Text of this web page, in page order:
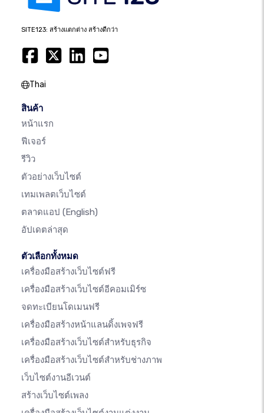
SITE123: สร้างแตกต่าง สร้างดีกว่า
Thai
สินค้า
หน้าแรก
ฟีเจอร์
รีวิว
ตัวอย่างเว็บไซต์
เทมเพลตเว็บไซต์
ตลาดแอป (English)
อัปเดตล่าสุด
ตัวเลือกทั้งหมด
เครื่องมือสร้างเว็บไซต์ฟรี
เครื่องมือสร้างเว็บไซต์อีคอมเมิร์ซ
จดทะเบียนโดเมนฟรี
เครื่องมือสร้างหน้าแลนดิ้งเพจฟรี
เครื่องมือสร้างเว็บไซต์สำหรับธุรกิจ
เครื่องมือสร้างเว็บไซต์สำหรับช่างภาพ
เว็บไซต์งานอีเวนต์
สร้างเว็บไซต์เพลง